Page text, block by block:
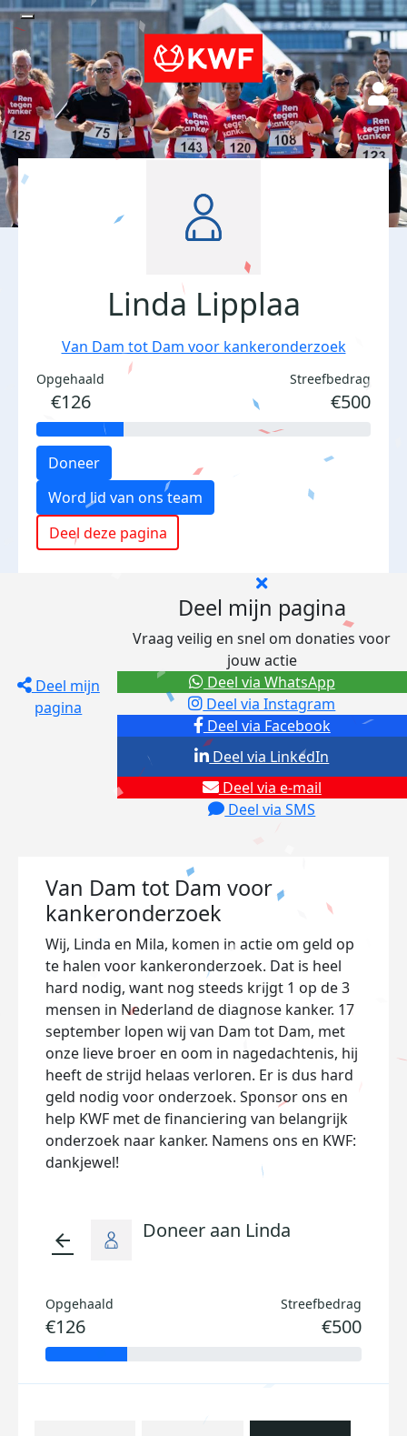
Linda Lipplaa
Van Dam tot Dam voor kankeronderzoek
Opgehaald
€126
Streefbedrag
€500
Doneer
Word lid van ons team
Deel deze pagina
Deel mijn
pagina
Deel mijn pagina
Vraag veilig en snel om donaties voor
jouw actie
Deel via Facebook
Deel via Instagram
Deel via e-mail
Deel via SMS
Deel via LinkedIn
Deel via WhatsApp
Van Dam tot Dam voor
kankeronderzoek
Wij, Linda en Mila, komen in actie om geld op
te halen voor kankeronderzoek. Dat is heel
hard nodig, want nog steeds krijgt 1 op de 3
mensen in Nederland de diagnose kanker. 17
september lopen wij van Dam tot Dam, met
onze lieve broer en oom in nagedachtenis, hij
heeft de strijd helaas verloren. Er is dus hard
geld nodig voor onderzoek. Sponsor ons en
help KWF met de financiering van belangrijk
onderzoek naar kanker. Namens ons en KWF:
dankjewel!
arrow_back Doneer aan Linda
Opgehaald
€126
Streefbedrag
€500